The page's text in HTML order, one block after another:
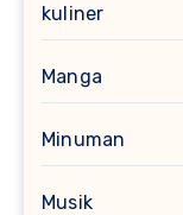
kuliner
Manga
Minuman
Musik